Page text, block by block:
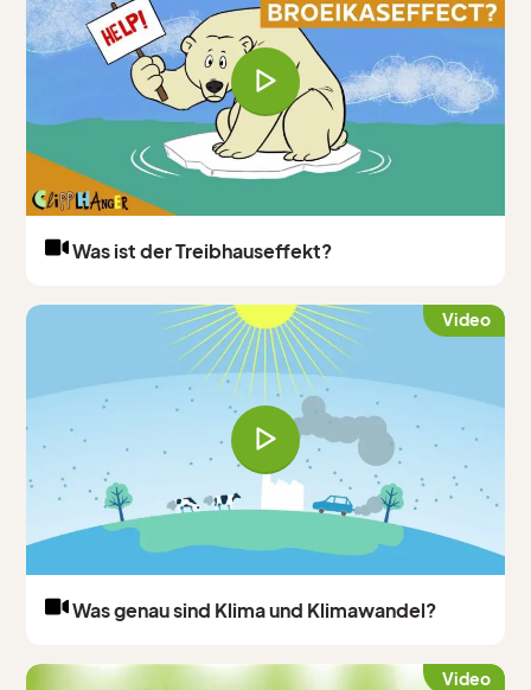
Was ist der Treibhauseffekt?
Video
Was genau sind Klima und Klimawandel?
Video